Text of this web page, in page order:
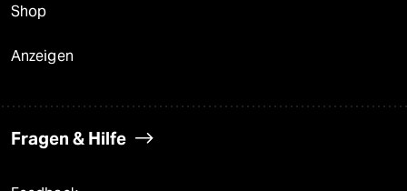
Shop
Anzeigen
Fragen & Hilfe